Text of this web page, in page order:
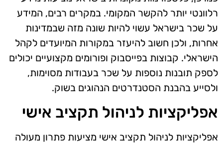
רלוונטי יותר להקשר המקומי. במקרים רבים, המידע
על שכר בישראל עשוי להיות שונה מזה שבמדינות
אחרות, ולכן חשוב להיעזר במקורות המיועדים לקהל
הישראלי. קבוצות בפייסבוק ופורומים מקצועיים יכולים
לספק תובנות נוספות על שכר בעבודות מסוימות,
ולסייע בהבנת הסטנדרטים הנהוגים בשוק.
אפליקציות לניהול תקציב אישי
אפליקציות לניהול תקציב אישי מציעות פתרון מעולה